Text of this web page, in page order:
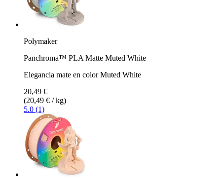
Polymaker
Panchroma™ PLA Matte Muted White
Elegancia mate en color Muted White
20,49 €
(20,49 € / kg)
5.0 (1)